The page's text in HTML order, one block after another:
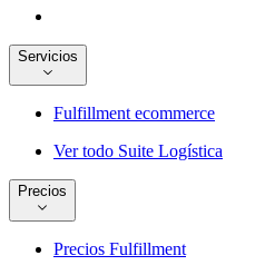
Servicios
Fulfillment ecommerce
Ver todo Suite Logística
Precios
Precios Fulfillment